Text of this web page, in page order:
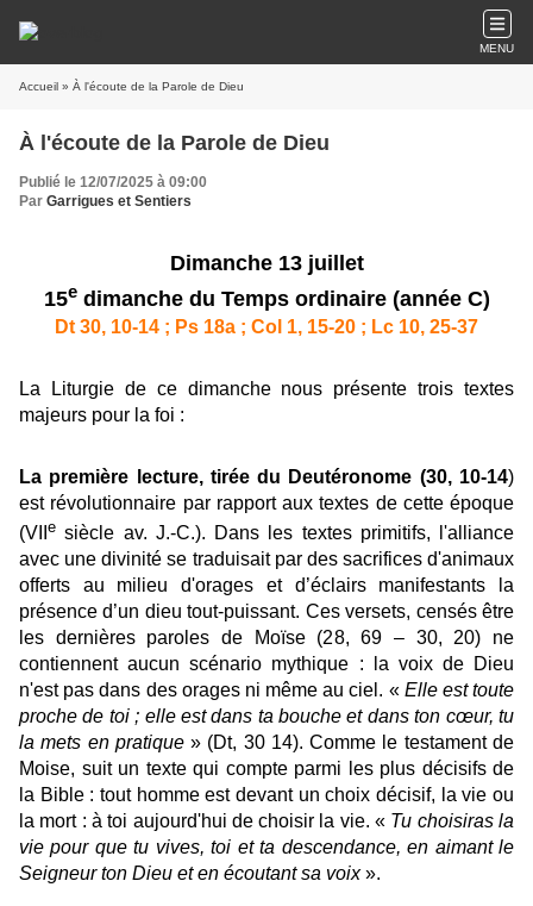
MENU
Accueil » À l'écoute de la Parole de Dieu
À l'écoute de la Parole de Dieu
Publié le 12/07/2025 à 09:00
Par Garrigues et Sentiers
Dimanche 13 juillet
15edimanche du Temps ordinaire (année C)
Dt 30, 10-14 ; Ps 18a ; Col 1, 15-20 ; Lc 10, 25-37
La Liturgie de ce dimanche nous présente trois textes
majeurs pour la foi :
La première lecture, tirée du Deutéronome (30, 10-14)
est révolutionnaire par rapport aux textes de cette époque
(VII e siècle av. J.-C.). Dans les textes primitifs, l'alliance
avec une divinité se traduisait par des sacrifices d'animaux
offerts au milieu d'orages et d’éclairs manifestants la
présence d’un dieu tout-puissant. Ces versets, censés être
les dernières paroles de Moïse (28, 69 – 30, 20) ne
contiennent aucun scénario mythique : la voix de Dieu
n'est pas dans des orages ni même au ciel. « Elle est toute
proche de toi ; elle est dans ta bouche et dans ton cœur, tu
la mets en pratique» (Dt, 30 14). Comme le testament de
Moise, suit un texte qui compte parmi les plus décisifs de
la Bible : tout homme est devant un choix décisif, la vie ou
la mort : à toi aujourd'hui de choisir la vie. « Tu choisiras la
vie pour que tu vives, toi et ta descendance, en aimant le
Seigneur ton Dieu et en écoutant sa voix».